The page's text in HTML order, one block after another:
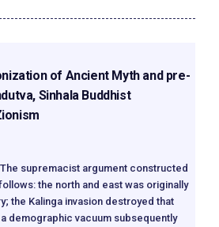
of Ancient Myth and pre-
Sinhala Buddhist
The supremacist argument constructed
the north and east was originally
the Kalinga invasion destroyed that
demographic vacuum subsequently